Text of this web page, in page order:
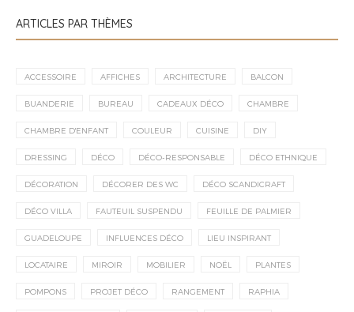
ARTICLES PAR THÈMES
ACCESSOIRE AFFICHES ARCHITECTURE BALCON
BUANDERIE BUREAU CADEAUX DÉCO CHAMBRE
CHAMBRE D'ENFANT COULEUR CUISINE DIY
DRESSING DÉCO DÉCO-RESPONSABLE DÉCO ETHNIQUE
DÉCORATION DÉCORER DES WC DÉCO SCANDICRAFT
DÉCO VILLA FAUTEUIL SUSPENDU FEUILLE DE PALMIER
GUADELOUPE INFLUENCES DÉCO LIEU INSPIRANT
LOCATAIRE MIROIR MOBILIER NOËL PLANTES
POMPONS PROJET DÉCO RANGEMENT RAPHIA